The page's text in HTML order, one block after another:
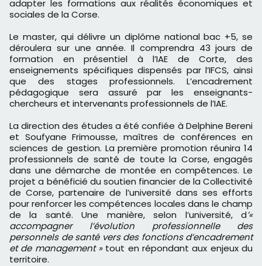
adapter les formations aux réalités économiques et
sociales de la Corse.
Le master, qui délivre un diplôme national bac +5, se
déroulera sur une année. Il comprendra 43 jours de
formation en présentiel à l’IAE de Corte, des
enseignements spécifiques dispensés par l’IFCS, ainsi
que des stages professionnels. L’encadrement
pédagogique sera assuré par les enseignants-
chercheurs et intervenants professionnels de l’IAE.
La direction des études a été confiée à Delphine Bereni
et Soufyane Frimousse, maîtres de conférences en
sciences de gestion. La première promotion réunira 14
professionnels de santé de toute la Corse, engagés
dans une démarche de montée en compétences. Le
projet a bénéficié du soutien financier de la Collectivité
de Corse, partenaire de l’université dans ses efforts
pour renforcer les compétences locales dans le champ
de la santé. Une manière, selon l’université, d’«
accompagner l’évolution professionnelle des
personnels de santé vers des fonctions d’encadrement
et de management »tout en répondant aux enjeux du
territoire.